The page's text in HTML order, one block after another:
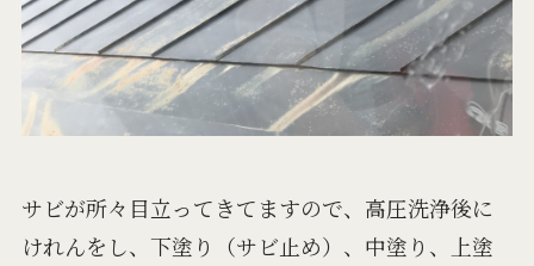
サビが所々目立ってきてますので、高圧洗浄後に
けれんをし、下塗り（サビ止め）、中塗り、上塗